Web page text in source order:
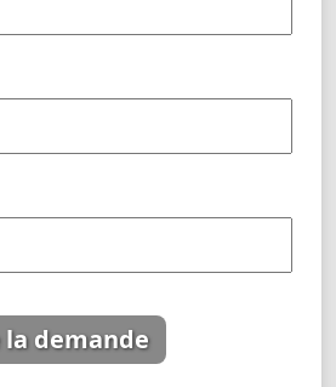
la demande